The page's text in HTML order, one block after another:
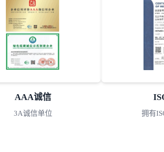
AAA诚信
3A诚信单位 拥有